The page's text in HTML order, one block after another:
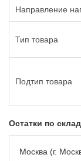
Направление
Тип товара
Подтип товара
Остатки по
Москва (г.